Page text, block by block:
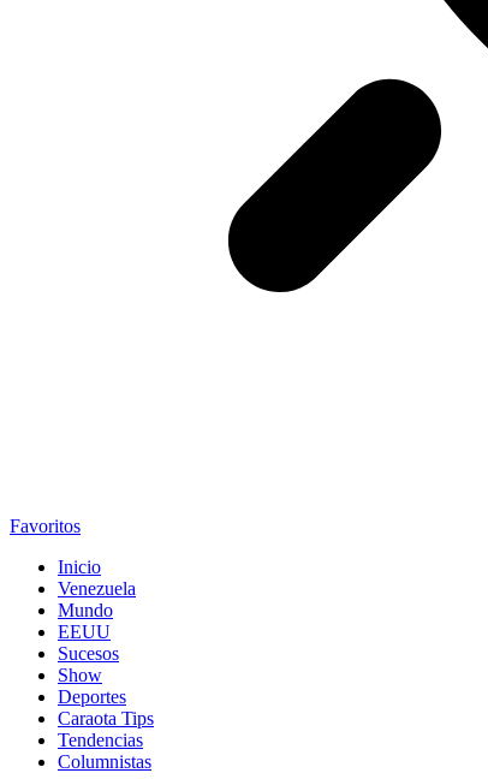
Favoritos
Inicio
Venezuela
Mundo
EEUU
Sucesos
Show
Deportes
Caraota Tips
Tendencias
Columnistas